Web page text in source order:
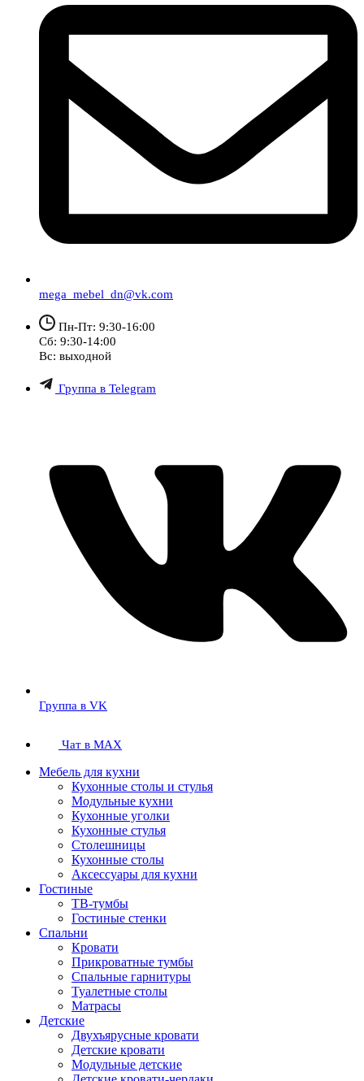
mega_mebel_dn@vk.com
Пн-Пт: 9:30-16:00
Сб: 9:30-14:00
Вс: выходной
Группа в Telegram
Группа в VK
Чат в MAX
Мебель для кухни
Кухонные столы и стулья
Модульные кухни
Кухонные уголки
Кухонные стулья
Столешницы
Кухонные столы
Аксессуары для кухни
Гостиные
ТВ-тумбы
Гостиные стенки
Спальни
Кровати
Прикроватные тумбы
Спальные гарнитуры
Туалетные столы
Матрасы
Детские
Двухъярусные кровати
Детские кровати
Модульные детские